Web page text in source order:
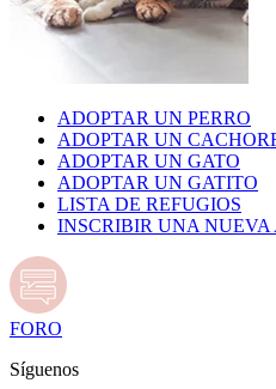
ADOPTAR UN PERRO
ADOPTAR UN
ADOPTAR UN GATO
ADOPTAR UN GATITO
LISTA DE REFUGIOS
INSCRIBIR UNA NUEVA
FORO
Síguenos